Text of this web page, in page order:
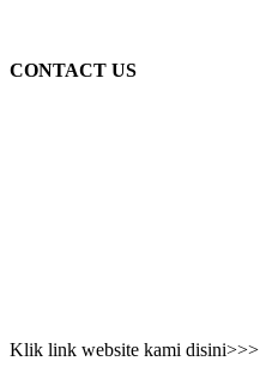
CONTACT US
Klik link website kami disini>>>